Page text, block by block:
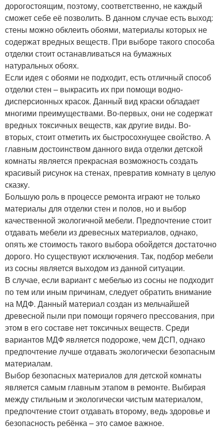
дорогостоящим, поэтому, соответственно, не каждый
сможет себе её позволить. В данном случае есть выход:
стены можно обклеить обоями, материалы которых не
содержат вредных веществ. При выборе такого способа
отделки стоит останавливаться на бумажных
натуральных обоях.
Если идея с обоями не подходит, есть отличный способ
отделки стен – выкрасить их при помощи водно-
дисперсионных красок. Данный вид краски обладает
многими преимуществами. Во-первых, они не содержат
вредных токсичных веществ, как другие виды. Во-
вторых, стоит отметить их быстросохнущее свойство. А
главным достоинством данного вида отделки детской
комнаты является прекрасная возможность создать
красивый рисунок на стенах, превратив комнату в целую
сказку.
Большую роль в процессе ремонта играют не только
материалы для отделки стен и полов, но и выбор
качественной экологичной мебели. Предпочтение стоит
отдавать мебели из древесных материалов, однако,
опять же стоимость такого выбора обойдется достаточно
дорого. Но существуют исключения. Так, подбор мебели
из сосны является выходом из данной ситуации.
В случае, если вариант с мебелью из сосны не подходит
по тем или иным причинам, следует обратить внимание
на МДФ. Данный материал создан из мельчайшей
древесной пыли при помощи горячего прессования, при
этом в его составе нет токсичных веществ. Среди
вариантов МДФ является подороже, чем ДСП, однако
предпочтение лучше отдавать экологически безопасным
материалам.
Выбор безопасных материалов для детской комнаты
является самым главным этапом в ремонте. Выбирая
между стильным и экологически чистым материалом,
предпочтение стоит отдавать второму, ведь здоровье и
безопасность ребёнка – это самое важное.